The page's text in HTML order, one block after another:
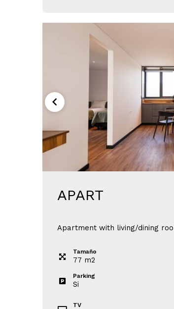
APART
Apartment with living/dining
Tamaño
77 m2
Parking
Si
TV